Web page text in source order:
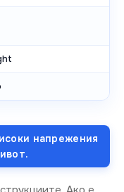
напрежения